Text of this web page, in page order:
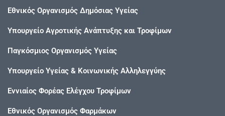
Εθνικός Οργανισμός Δημόσιας Υγείας
Υπουργείο Αγροτικής Ανάπτυξης και Τροφίμων
Παγκόσμιος Οργανισμός Υγείας
Υπουργείο Υγείας & Κοινωνικής Αλληλεγγύης
Εννιαίος Φορέας Ελέγχου Τροφίμων
Εθνικός Οργανισμός Φαρμάκων